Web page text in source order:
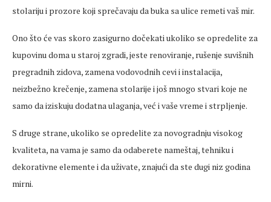
stolariju i prozore koji sprečavaju da buka sa ulice remeti vaš mir.
Ono što će vas skoro zasigurno dočekati ukoliko se opredelite za
kupovinu doma u staroj zgradi, jeste renoviranje, rušenje suvišnih
pregradnih zidova, zamena vodovodnih cevi i instalacija,
neizbežno krečenje, zamena stolarije i još mnogo stvari koje ne
samo da iziskuju dodatna ulaganja, već i vaše vreme i strpljenje.
S druge strane, ukoliko se opredelite za novogradnju visokog
kvaliteta, na vama je samo da odaberete nameštaj, tehniku i
dekorativne elemente i da uživate, znajući da ste dugi niz godina
mirni.